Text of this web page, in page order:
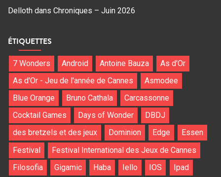
Delloth dans Chroniques – Juin 2026
ÉTIQUETTES
7 Wonders Android Antoine Bauza
As d'Or
As d'Or - Jeu de l'année de Cannes
Asmodee
Blue Orange
Bruno Cathala
Carcassonne
Cocktail Games
Days of Wonder
DBDJ
des bretzels et des jeux
Dominion Edge
Essen
Festival
Festival International des Jeux de Cannes
Filosofia
Gigamic Haba Iello IOS Ipad